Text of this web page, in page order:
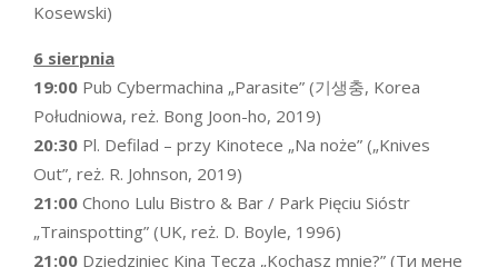
Kosewski)
6 sierpnia
19:00 Pub Cybermachina „Parasite” (기생충, Korea
Południowa, reż. Bong Joon-ho, 2019)
20:30 Pl. Defilad – przy Kinotece „Na noże” („Knives
Out”, reż. R. Johnson, 2019)
21:00 Chono Lulu Bistro & Bar / Park Pięciu Sióstr
„Trainspotting” (UK, reż. D. Boyle, 1996)
21:00 Dziedziniec Kina Tęcza „Kochasz mnie?” (Ти мене